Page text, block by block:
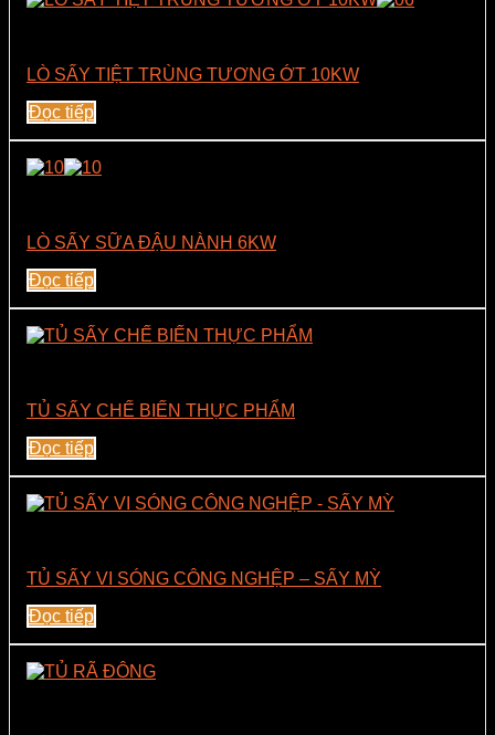
LÒ SẤY TIỆT TRÙNG TƯƠNG ỚT 10KW
Đọc tiếp
LÒ SẤY SỮA ĐẬU NÀNH 6KW
Đọc tiếp
TỦ SẤY CHẾ BIẾN THỰC PHẨM
Đọc tiếp
TỦ SẤY VI SÓNG CÔNG NGHỆP – SẤY MỲ
Đọc tiếp